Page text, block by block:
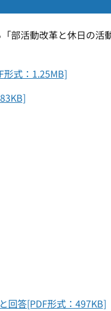
部活動改革と休日の
形式：1.25MB]
回答[PDF形式：497KB]